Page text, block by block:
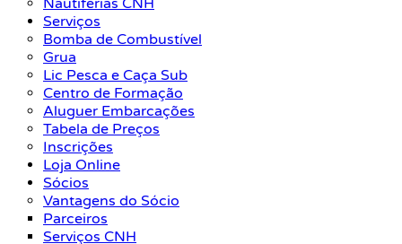
Nautiférias CNH
Serviços
Bomba de Combustível
Grua
Lic Pesca e Caça Sub
Centro de Formação
Aluguer Embarcações
Tabela de Preços
Inscrições
Loja Online
Sócios
Vantagens do Sócio
Parceiros
Serviços CNH